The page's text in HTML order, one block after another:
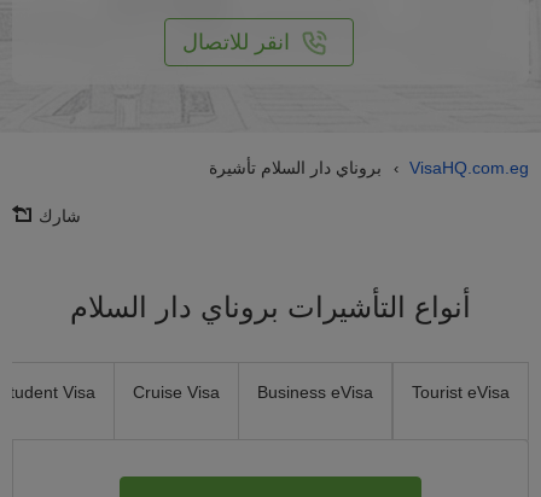
انقر للاتصال
VisaHQ.com.eg
› بروناي دار السلام تأشيرة
شارك
أنواع التأشيرات بروناي دار السلام
Tourist eVisa
Business eVisa
Cruise Visa
Student Visa